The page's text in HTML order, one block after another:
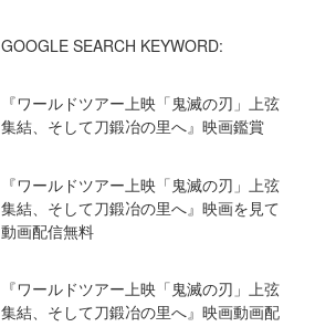
GOOGLE SEARCH KEYWORD:
『ワールドツアー上映「鬼滅の刃」上弦
集結、そして刀鍛冶の里へ』映画鑑賞
『ワールドツアー上映「鬼滅の刃」上弦
集結、そして刀鍛冶の里へ』映画を見て
動画配信無料
『ワールドツアー上映「鬼滅の刃」上弦
集結、そして刀鍛冶の里へ』映画動画配